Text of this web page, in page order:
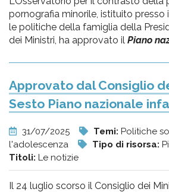
pornografia minorile, istituito presso
le politiche della famiglia della
dei Ministri, ha approvato il Piano
Approvato dal Consiglio
Sesto Piano nazionale
31/07/2025 Temi: Politiche
l'adolescenza
Tipo di risorsa:
Titoli: Le notizie
Il 24 luglio scorso il Consiglio dei